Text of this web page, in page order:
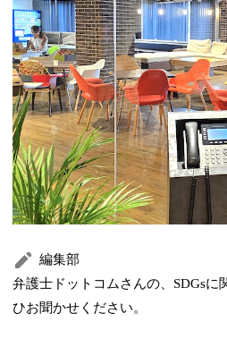
編集部
弁護士ドットコムさんの、SDGsに
ひお聞かせください。